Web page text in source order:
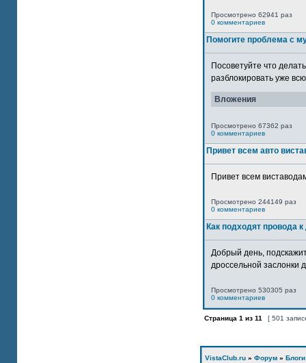
Просмотрено 62941 раз
0 комментариев
Помогите проблема с
Посоветуйте что
разблокировать уже
Вложения
Просмотрено 67362 раз
0 комментариев
Привет всем авто
Привет всем
Просмотрено 244149 раз
0 комментариев
Как подходят провода
Добрый день,
дроссельной заслонки
Просмотрено 530305 раз
0 комментариев
Страница 1 из 11 [ 501
VistaClub.ru » Форум » Блоги